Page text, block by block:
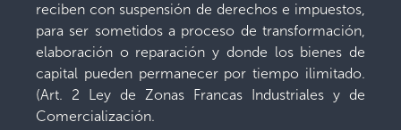
reciben con suspensión de derechos e impuestos,
para ser sometidos a proceso de transformación,
elaboración o reparación y donde los bienes de
capital pueden permanecer por tiempo ilimitado.
(Art. 2 Ley de Zonas Francas Industriales y de
Comercialización.